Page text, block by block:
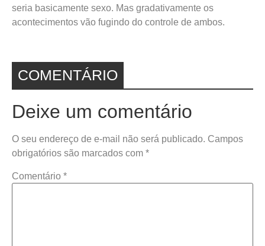
seria basicamente sexo. Mas gradativamente os
acontecimentos vão fugindo do controle de ambos.
COMENTÁRIO
Deixe um comentário
O seu endereço de e-mail não será publicado. Campos
obrigatórios são marcados com *
Comentário *